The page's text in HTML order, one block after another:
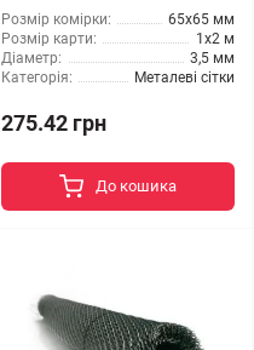
Розмір комірки:
65x65 мм
Розмір карти:
1x2 м
Діаметр:
3,5 мм
Категорія:
Металеві сітки
275.42 грн
До кошика